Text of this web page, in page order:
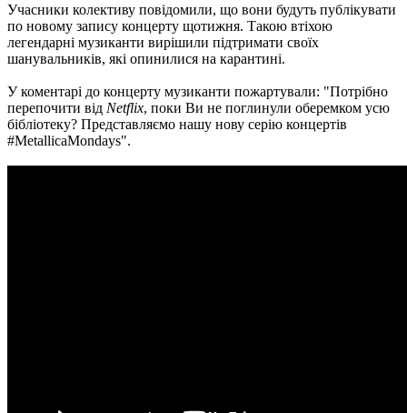
Учасники колективу повідомили, що вони будуть публікувати
по новому запису концерту щотижня. Такою втіхою
легендарні музиканти вирішили підтримати своїх
шанувальників, які опинилися на карантині.
У коментарі до концерту музиканти пожартували: "Потрібно
перепочити від Netflix, поки Ви не поглинули оберемком усю
бібліотеку? Представляємо нашу нову серію концертів
#MetallicaMondays".